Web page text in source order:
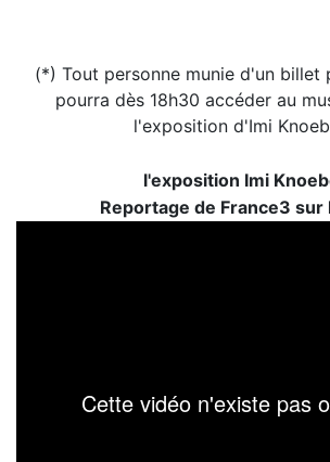
(*) Tout personne munie d'un billet
pourra dès 18h30 accéder au
l'exposition d'Imi
l'exposition Imi
Reportage de France3 sur